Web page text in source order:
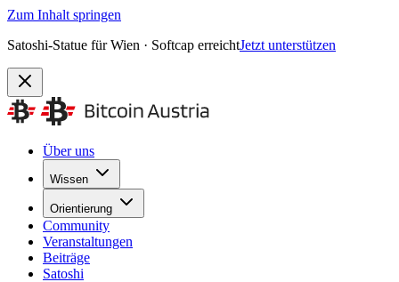
Zum Inhalt springen
Satoshi-Statue für Wien · Softcap erreichtJetzt unterstützen
Über uns
Wissen
Orientierung
Community
Veranstaltungen
Beiträge
Satoshi